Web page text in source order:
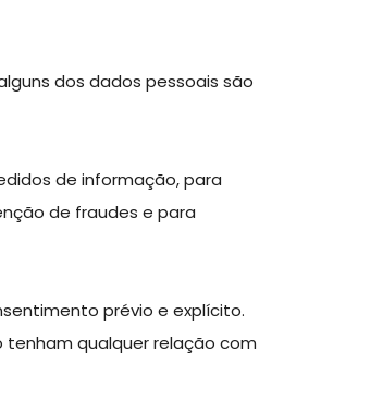
dos dados pessoais são
de informação, para
de fraudes e para
prévio e explícito.
tenham qualquer relação com